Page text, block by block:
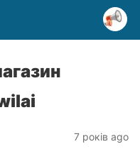
7 років ago